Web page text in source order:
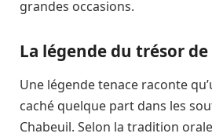
grandes occasions.
La légende du trésor
Une légende tenace raconte
caché quelque part dans les
Chabeuil. Selon la tradition